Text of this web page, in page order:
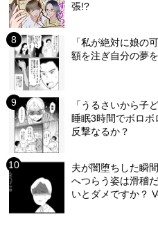
張!?
「私が絶対に娘の
額を注ぎ自分の夢
「うるさいから子
睡眠3時間でボロ
反撃なるか？
夫が闇堕ちした瞬
へつらう姿は滑稽
いとダメですか？